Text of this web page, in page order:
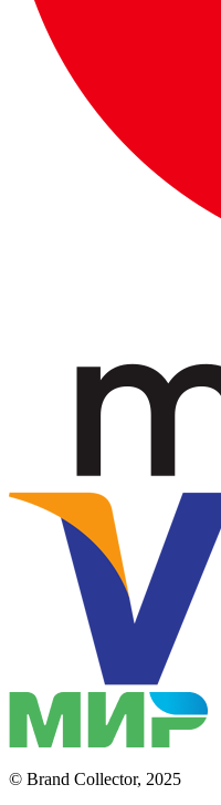
© Brand Collector, 2025